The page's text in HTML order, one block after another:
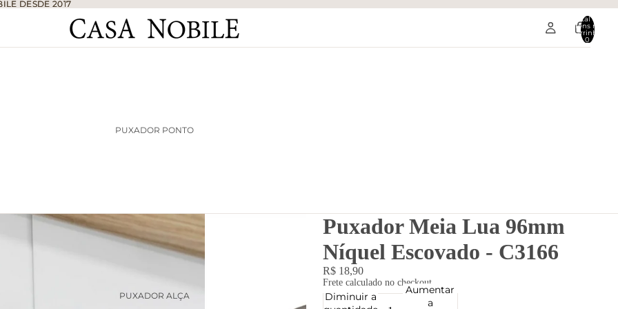
DESDE 2017
DESDE 2017
Total de
itens no
carrinho:
0
PUXADOR PONTO
PUXADOR ALÇA
Puxador Meia Lua 96mm
Níquel Escovado - C3166
R$ 18,90
Frete calculado no checkout.
Diminuir a
Aumentar
a